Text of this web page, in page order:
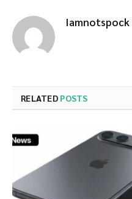
Iamnotspock
RELATED POSTS